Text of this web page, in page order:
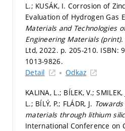
L.; KUSÁK, I. Corrosion of
Evaluation of Hydrogen Gas
Materials and Technologies
Engineering Materials (print).
Ltd, 2022. p. 205-210. ISBN:
1013-9826.
Detail
Odkaz
KALINA, L.; BÍLEK, V.;
L.; BÍLÝ, P.; FLÁDR, J.
materials through lithium
International Conference on